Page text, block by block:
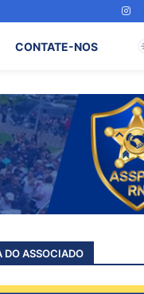
CONTATE-NOS
DO ASSOCIADO